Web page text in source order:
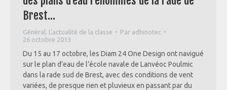
Brest…
Général, L'actualité de la classe Par adhinotec
26 octobre 2013
Du 15 au 17 octobre, les Diam 24 One Design ont navigué
sur le plan d’eau de l’école navale de Lanvéoc Poulmic
dans la rade sud de Brest, avec des conditions de vent
variées, de presque rien et pluvieux en passant par du